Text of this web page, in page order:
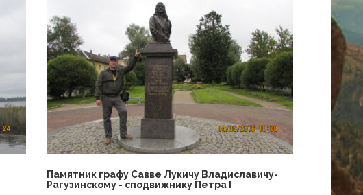
Памятник графу Савве Лукичу Владиславичу-
Рагузинскому - сподвижнику Петра I